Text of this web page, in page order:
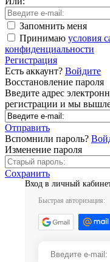
Запомнить меня
Принимаю условия
конфиденциальности
Регистрация
Есть аккаунт? Войдите
Восстановление пароля
Введите адрес
регистрации и мы
Отправить
Вспомнили пароль?
Изменение пароля
Сохранить
Вход в личный
Быстрая авторизация: